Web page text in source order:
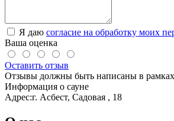
Я даю согласие на обработку моих
Ваша оценка
Оставить отзыв
Отзывы должны быть написаны в
Информация о сауне
Адрес:г. Асбест, Садовая , 18